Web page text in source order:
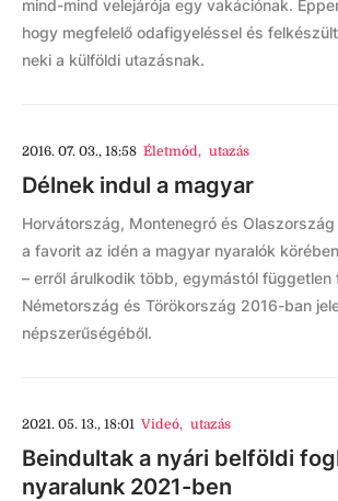
mind-mind velejárója egy vakációnak.
hogy megfelelő odafigyeléssel és
neki a külföldi utazásnak.
2016. 07. 03., 18:58 Életmód, utazás
Délnek indul a magyar
Horvátország, Montenegró és Olaszország
a favorit az idén a magyar nyaralók körében
– erről árulkodik több, egymástól független
Németország és Törökország 2016-ban
népszerűségéből.
2021. 05. 13., 18:01 Videó, utazás
Beindultak a nyári belföldi
nyaralunk 2021-ben